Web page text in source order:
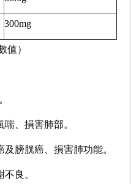
300mg
值）
、損害肺部。
膀胱癌、損害肺功能。
良。